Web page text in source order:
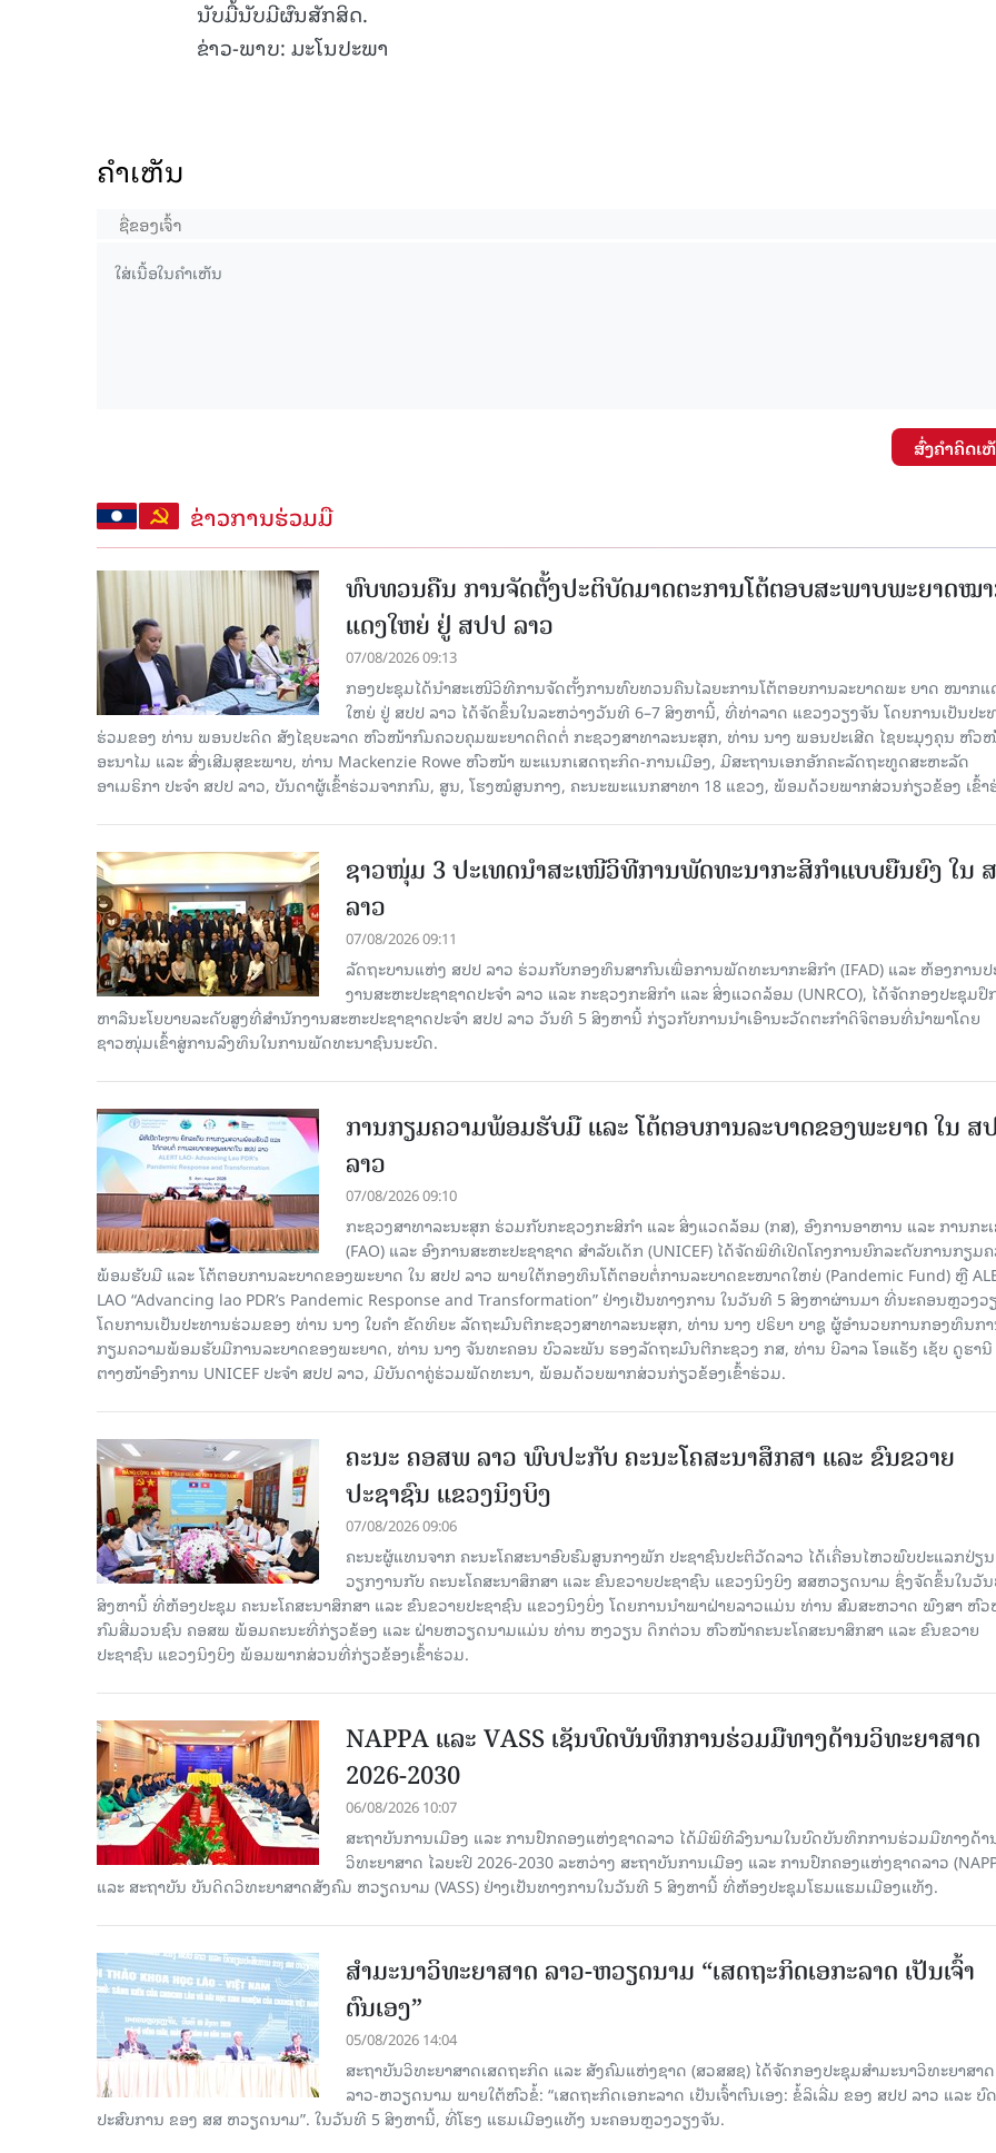
ນັບມື້ນັບມີຜົນສັກສິດ.
ຂ່າວ-ພາບ: ມະໂນປະພາ
ຄໍາເຫັນ
ສົ່ງຄໍາຄິດເ
ຂ່າວການຮ່ວມມື
ທົບທວນຄືນ ການຈັດຕັ້ງປະຕິບັດມາດຕະການໂຕ້ຕອບສະພາບພະຍາດໝ
ແດງໃຫຍ່ ຢູ່ ສປປ ລາວ
07/08/2026 09:13
ກອງປະຊຸມໄດ້ນຳສະເໜີວິທີການຈັດຕັ້ງການທົບທວນຄືນໄລຍະການໂຕ້ຕອບການລະບາດພະ ຍາດ ໝາກແ
ໃຫຍ່ ຢູ່ ສປປ ລາວ ໄດ້ຈັດຂຶ້ນໃນລະຫວ່າງວັນທີ 6–7 ສິງຫານີ້, ທີ່ທ່າລາດ ແຂວງວຽງຈັນ ໂດຍການເປັນປະ
ຮ່ວມຂອງ ທ່ານ ພອນປະດິດ ສັງໄຊຍະລາດ ຫົວໜ້າກົມຄວບຄຸມພະຍາດຕິດຕໍ່ ກະຊວງສາທາລະນະສຸກ, ທ່ານ ນາງ ພອນປະເສີດ ໄຊຍະມຸງຄຸນ ຫົວ
ອະນາໄມ ແລະ ສົ່ງເສີມສຸຂະພາບ, ທ່ານ Mackenzie Rowe ຫົວໜ້າ ພະແນກເສດຖະກິດ-ການເມືອງ, ມີສະຖານເອກອັກຄະລັດຖະທູດສະຫະລັດ
ອາເມຣິກາ ປະຈຳ ສປປ ລາວ, ບັນດາຜູ້ເຂົ້າຮ່ວມຈາກກົມ, ສູນ, ໂຮງໝໍສູນກາງ, ຄະນະພະແນກສາທາ 18 ແຂວງ, ພ້ອມດ້ວຍພາກສ່ວນກ່ຽວຂ້ອງ ເຂົ້າ
ຊາວໜຸ່ມ 3 ປະເທດນຳສະເໜີວິທີການພັດທະນາກະສິກຳແບບຍືນຍົງ ໃນ
ລາວ
07/08/2026 09:11
ລັດຖະບານແຫ່ງ ສປປ ລາວ ຮ່ວມກັບກອງທຶນສາກົນເພື່ອການພັດທະນາກະສິກຳ (IFAD) ແລະ ຫ້ອງການປ
ງານສະຫະປະຊາຊາດປະຈຳ ລາວ ແລະ ກະຊວງກະສິກຳ ແລະ ສິ່ງແວດລ້ອມ (UNRCO), ໄດ້ຈັດກອງປະຊຸມປຶ
ຫາລືນະໂຍບາຍລະດັບສູງທີ່ສຳນັກງານສະຫະປະຊາຊາດປະຈຳ ສປປ ລາວ ວັນທີ 5 ສິງຫານີ້ ກ່ຽວກັບການນຳເອົານະວັດຕະກຳດິຈິຕອນທີ່ນຳພາໂດຍ
ຊາວໜຸ່ມເຂົ້າສູ່ການລົງທຶນໃນການພັດທະນາຊົນນະບົດ.
ການກຽມຄວາມພ້ອມຮັບມື ແລະ ໂຕ້ຕອບການລະບາດຂອງພະຍາດ ໃນ ສ
ລາວ
07/08/2026 09:10
ກະຊວງສາທາລະນະສຸກ ຮ່ວມກັບກະຊວງກະສິກຳ ແລະ ສິ່ງແວດລ້ອມ (ກສ), ອົງການອາຫານ ແລະ ການກະ
(FAO) ແລະ ອົງການສະຫະປະຊາຊາດ ສໍາລັບເດັກ (UNICEF) ໄດ້ຈັດພິທີເປີດໂຄງການຍົກລະດັບການກຽມ
ພ້ອມຮັບມື ແລະ ໂຕ້ຕອບການລະບາດຂອງພະຍາດ ໃນ ສປປ ລາວ ພາຍໃຕ້ກອງທຶນໂຕ້ຕອບຕໍ່ການລະບາດຂະໜາດໃຫຍ່ (Pandemic Fund) ຫຼື
LAO “Advancing lao PDR’s Pandemic Response and Transformation” ຢ່າງເປັນທາງການ ໃນວັນທີ 5 ສິງຫາຜ່ານມາ ທີ່ນະຄອນຫຼວງວ
ໂດຍການເປັນປະທານຮ່ວມຂອງ ທ່ານ ນາງ ໃບຄໍາ ຂັດທິຍະ ລັດຖະມົນຕີກະຊວງສາທາລະນະສຸກ, ທ່ານ ນາງ ປຣິຍາ ບາຊູ ຜູ້ອຳນວຍການກອງທຶນກ
ກຽມຄວາມພ້ອມຮັບມືການລະບາດຂອງພະຍາດ, ທ່ານ ນາງ ຈັນທະຄອນ ບົວລະພັນ ຮອງລັດຖະມົນຕີກະຊວງ ກສ, ທ່ານ ບີລາລ ໂອແຣັງ ເຊັບ ດູຮາ
ຕາງໜ້າອົງການ UNICEF ປະຈໍາ ສປປ ລາວ, ມີບັນດາຄູ່ຮ່ວມພັດທະນາ, ພ້ອມດ້ວຍພາກສ່ວນກ່ຽວຂ້ອງເຂົ້າຮ່ວມ.
ຄະນະ ຄອສພ ລາວ ພົບປະກັບ ຄະນະໂຄສະນາສຶກສາ ແລະ ຂົນຂວາຍ
ປະຊາຊົນ ແຂວງນິງບິງ
07/08/2026 09:06
ຄະນະຜູ້ແທນຈາກ ຄະນະໂຄສະນາອົບຮົມສູນກາງພັກ ປະຊາຊົນປະຕິວັດລາວ ໄດ້ເຄື່ອນໄຫວພົບປະແລກປ່ຽນ
ວຽກງານກັບ ຄະນະໂຄສະນາສຶກສາ ແລະ ຂົນຂວາຍປະຊາຊົນ ແຂວງນິງບິງ ສສຫວຽດນາມ ຊຶ່ງຈັດຂຶ້ນໃນວັ
ສິງຫານີ້ ທີ່ຫ້ອງປະຊຸມ ຄະນະໂຄສະນາສຶກສາ ແລະ ຂົນຂວາຍປະຊາຊົນ ແຂວງນິງບິ່ງ ໂດຍການນຳພາຝ່າຍລາວແມ່ນ ທ່ານ ສົມສະຫວາດ ພົງສາ ຫົ
ກົມສື່ມວນຊົນ ຄອສພ ພ້ອມຄະນະທີ່ກ່ຽວຂ້ອງ ແລະ ຝ່າຍຫວຽດນາມແມ່ນ ທ່ານ ຫງວຽນ ດຶກຕ່ວນ ຫົວໜ້າຄະນະໂຄສະນາສຶກສາ ແລະ ຂົນຂວາຍ
ປະຊາຊົນ ແຂວງນິງບິງ ພ້ອມພາກສ່ວນທີ່ກ່ຽວຂ້ອງເຂົ້າຮ່ວມ.
NAPPA ແລະ VASS ເຊັນບົດບັນທຶກການຮ່ວມມືທາງດ້ານວິທະຍາສາດ
2026-2030
06/08/2026 10:07
ສະຖາບັນການເມືອງ ແລະ ການປົກຄອງແຫ່ງຊາດລາວ ໄດ້ມີພິທີລົງນາມໃນບົດບັນທຶກການຮ່ວມມືທາງດ້າ
ວິທະຍາສາດ ໄລຍະປີ 2026-2030 ລະຫວ່າງ ສະຖາບັນການເມືອງ ແລະ ການປົກຄອງແຫ່ງຊາດລາວ
ແລະ ສະຖາບັນ ບັນດິດວິທະຍາສາດສັງຄົມ ຫວຽດນາມ (VASS) ຢ່າງເປັນທາງການໃນວັນທີ 5 ສິງຫານີ້ ທີ່ຫ້ອງປະຊຸມໂຮມແຮມເມືອງແທັງ.
ສຳມະນາວິທະຍາສາດ ລາວ-ຫວຽດນາມ “ເສດຖະກິດເອກະລາດ ເປັນເຈົ້າ
ຕົນເອງ”
05/08/2026 14:04
ສະຖາບັນວິທະຍາສາດເສດຖະກິດ ແລະ ສັງຄົມແຫ່ງຊາດ (ສວສສຊ) ໄດ້ຈັດກອງປະຊຸມສຳມະນາວິທະຍາສາດ
ລາວ-ຫວຽດນາມ ພາຍໃຕ້ຫົວຂໍ້: “ເສດຖະກິດເອກະລາດ ເປັນເຈົ້າຕົນເອງ: ຂໍ້ລິເລີ່ມ ຂອງ ສປປ ລາວ ແລະ ບົ
ປະສົບການ ຂອງ ສສ ຫວຽດນາມ”. ໃນວັນທີ 5 ສິງຫານີ້, ທີ່ໂຮງ ແຮມເມືອງແທັງ ນະຄອນຫຼວງວຽງຈັນ.